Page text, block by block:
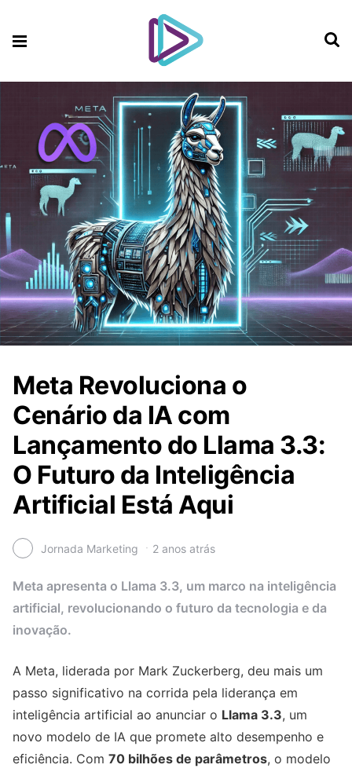
Meta Revoluciona o
Cenário da IA com
Lançamento do Llama 3.3:
O Futuro da Inteligência
Artificial Está Aqui
Jornada Marketing 2 anos atrás
Meta apresenta o Llama 3.3, um marco na inteligência
artificial, revolucionando o futuro da tecnologia e da
inovação.
A Meta, liderada por Mark Zuckerberg, deu mais um
passo significativo na corrida pela liderança em
inteligência artificial ao anunciar o Llama 3.3, um
novo modelo de IA que promete alto desempenho e
eficiência. Com 70 bilhões de parâmetros, o modelo